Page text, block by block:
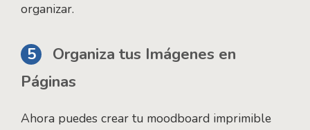
organizar.
5
Organiza tus Imágenes en
Páginas
Ahora puedes crear tu moodboard imprimible